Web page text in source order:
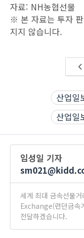
자료: NH농협선물
※ 본 자료는 투자
지지 않습니다.
산업일
산업일
임성일 기자
세계 최대 금속선물
Exchange(런던금속
전달하겠습니다.